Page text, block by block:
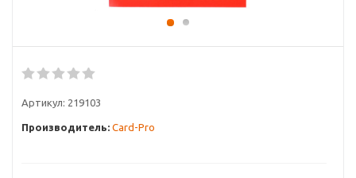
Артикул: 219103
Производитель: Card-Pro